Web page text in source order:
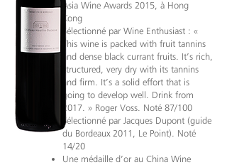
Asia Wine Awards 2015, à Hong
Kong
Sélectionné par Wine Enthusiast : «
This wine is packed with fruit tannins
and dense black currant fruits. It’s rich,
structured, very dry with its tannins
and firm. It’s a solid effort that is
going to develop well. Drink from
2017. » Roger Voss. Noté 87/100
Sélectionné par Jacques Dupont (guide
du Bordeaux 2011, Le Point). Noté
14/20
Une médaille d’or au China Wine